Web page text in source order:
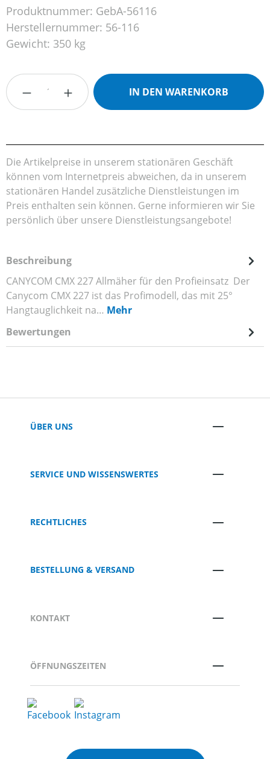
Produktnummer: GebA-56116
Herstellernummer: 56-116
Gewicht: 350 kg
Produkt Anzahl: Gib den gewünschten
IN DEN WARENKORB
Die Artikelpreise in unserem stationären Geschäft
können vom Internetpreis abweichen, da in unserem
stationären Handel zusätzliche Dienstleistungen im
Preis enthalten sein können. Gerne informieren wir Sie
persönlich über unsere Dienstleistungsangebote!
Beschreibung
CANYCOM CMX 227 Allmäher für den Profieinsatz Der
Canycom CMX 227 ist das Profimodell, das mit 25°
Hangtauglichkeit na… Mehr
Bewertungen
ÜBER UNS
SERVICE UND WISSENSWERTES
RECHTLICHES
BESTELLUNG & VERSAND
KONTAKT
ÖFFNUNGSZEITEN